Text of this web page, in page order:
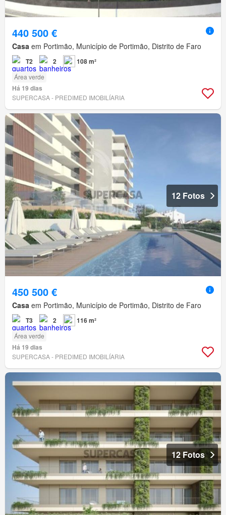
440 500 €
Casa em Portimão, Município de Portimão, Distrito de Faro
T2 2 108 m²
Área verde
Há 19 dias
SUPERCASA - PREDIMED IMOBILÍARIA
12 Fotos
450 500 €
Casa em Portimão, Município de Portimão, Distrito de Faro
T3 2 116 m²
Área verde
Há 19 dias
SUPERCASA - PREDIMED IMOBILÍARIA
12 Fotos